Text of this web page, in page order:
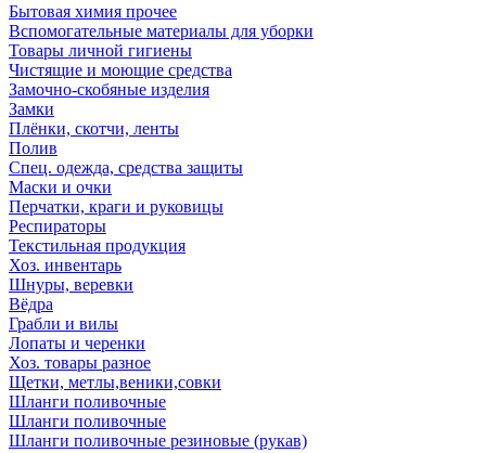
Бытовая химия прочее
Вспомогательные материалы для уборки
Товары личной гигиены
Чистящие и моющие средства
Замочно-скобяные изделия
Замки
Плёнки, скотчи, ленты
Полив
Спец. одежда, средства защиты
Маски и очки
Перчатки, краги и руковицы
Респираторы
Текстильная продукция
Хоз. инвентарь
Шнуры, веревки
Вёдра
Грабли и вилы
Лопаты и черенки
Хоз. товары разное
Щетки, метлы,веники,совки
Шланги поливочные
Шланги поливочные
Шланги поливочные резиновые (рукав)